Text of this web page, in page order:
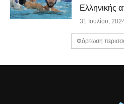
Ελληνικής
31 Ιουλίου,
Φόρτωση